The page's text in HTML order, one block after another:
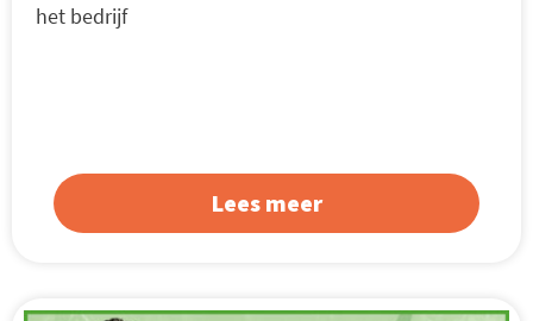
het bedrijf
Lees meer